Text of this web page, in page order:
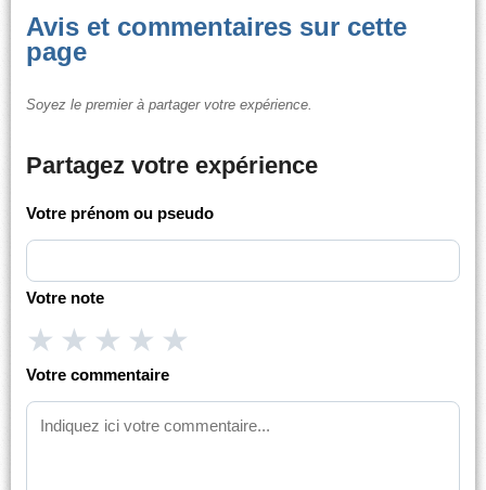
Avis et commentaires sur cette
page
Soyez le premier à partager votre expérience.
Partagez votre expérience
Votre prénom ou pseudo
Votre note
★ ★ ★ ★ ★
Votre commentaire